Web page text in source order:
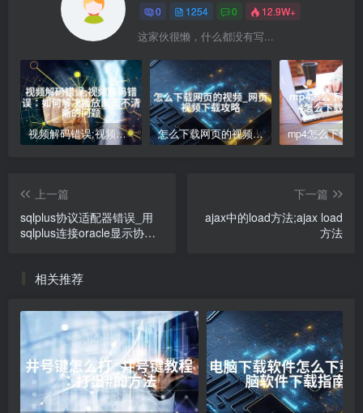
0 1254 0 12.9W+
这家伙很懒，什么都没有写...
视频解码错误;视频解码错误：如何解决播放画面不清晰的问题 怎么下载网页的视频_网页视频下载攻略
上一篇
sqlplus协议适配器错误_用
sqlplus连接oracle显示协议
下一篇
ajax中的load方法;ajax load
方法
相关推荐